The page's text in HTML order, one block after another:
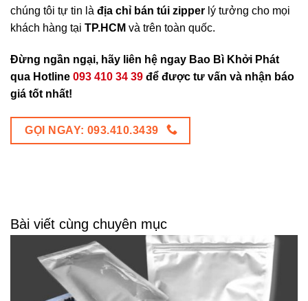
chúng tôi tự tin là địa chỉ bán túi zipper lý tưởng cho mọi
khách hàng tại TP.HCM và trên toàn quốc.
Đừng ngần ngại, hãy liên hệ ngay Bao Bì Khởi Phát
qua Hotline 093 410 34 39 để được tư vấn và nhận báo
giá tốt nhất!
GỌI NGAY: 093.410.3439
Bài viết cùng chuyên mục